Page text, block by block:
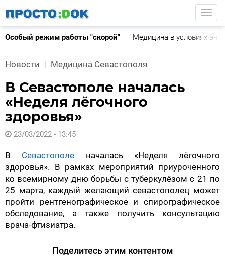
основному
содержанию
Особый режим работы "скорой" Медицина в условиях
Новости Медицина Севастополя
В Севастополе началась
«Неделя лёгочного
здоровья»
23/03/2022 - 13:45
В Севастополе началась «Неделя лёгочного
здоровья». В рамках мероприятий приуроченного
ко всемирному дню борьбы с туберкулёзом с 21 по
25 марта, каждый желающий севастополец может
пройти рентгенографическое и спирографическое
обследование, а также получить консультацию
врача-фтизиатра.
Поделитесь этим контентом